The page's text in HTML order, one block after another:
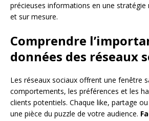
précieuses informations en une
et sur mesure.
Comprendre
données des réseaux
Les réseaux sociaux offrent une fenêtre
comportements, les préférences et les
clients potentiels. Chaque like, partage
une pièce du puzzle de votre audience.